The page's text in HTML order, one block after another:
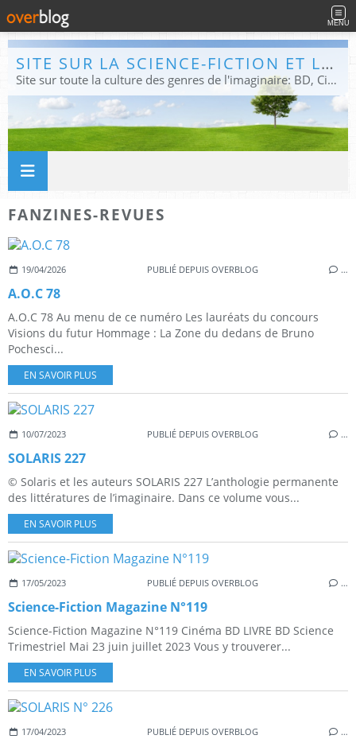
MENU
SITE SUR LA SCIENCE-FICTION ET LE FANTASTIQUE
Site sur toute la culture des genres de l'imaginaire: BD, Cinéma, Livre, Jeux, Théâtre. Présent dans les principaux festivals de film fantastique e de science-fiction, salons et conventions.
FANZINES-REVUES
19/04/2026 PUBLIÉ DEPUIS OVERBLOG …
A.O.C 78
A.O.C 78 Au menu de ce numéro Les lauréats du concours
Visions du futur Hommage : La Zone du dedans de Bruno
Pochesci...
EN SAVOIR PLUS
10/07/2023 PUBLIÉ DEPUIS OVERBLOG …
SOLARIS 227
© Solaris et les auteurs SOLARIS 227 L’anthologie permanente
des littératures de l’imaginaire. Dans ce volume vous...
EN SAVOIR PLUS
17/05/2023 PUBLIÉ DEPUIS OVERBLOG …
Science-Fiction Magazine N°119
Science-Fiction Magazine N°119 Cinéma BD LIVRE BD Science
Trimestriel Mai 23 juin juillet 2023 Vous y trouverer...
EN SAVOIR PLUS
17/04/2023 PUBLIÉ DEPUIS OVERBLOG …